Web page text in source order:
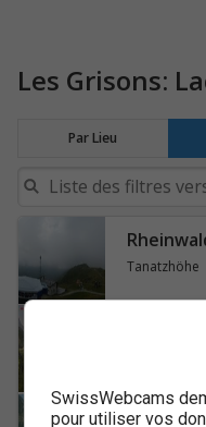
Les Grisons:
Par Lieu
Tanatzhöhe
Lake-Sils-
Miralago
SwissWebcams
pour utiliser vos